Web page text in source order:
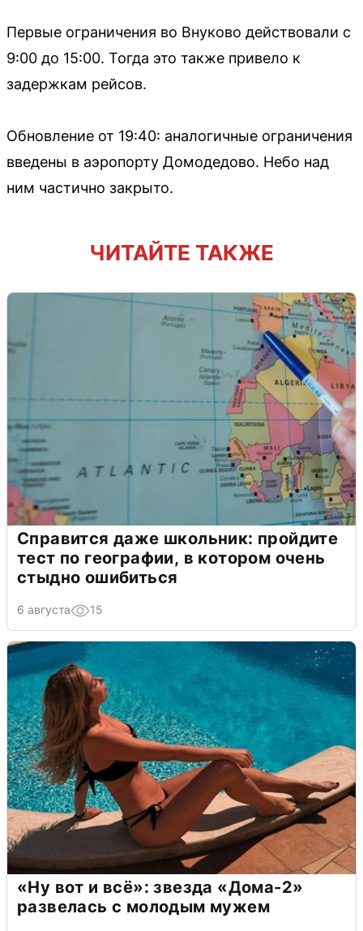
Первые ограничения во Внуково действовали с
9:00 до 15:00. Тогда это также привело к
задержкам рейсов.
Обновление от 19:40: аналогичные ограничения
введены в аэропорту Домодедово. Небо над
ним частично закрыто.
ЧИТАЙТЕ ТАКЖЕ
Справится даже школьник: пройдите
тест по географии, в котором очень
стыдно ошибиться
6 августа 15
«Ну вот и всё»: звезда «Дома-2»
развелась с молодым мужем